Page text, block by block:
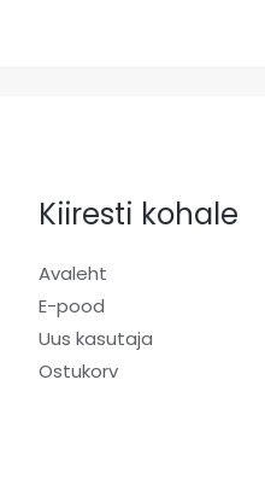
Kiiresti kohale
Avaleht
E-pood
Uus kasutaja
Ostukorv